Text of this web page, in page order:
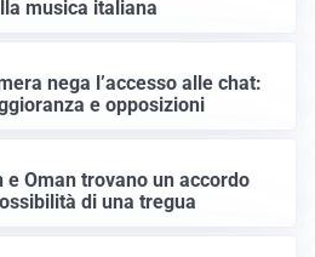
musica italiana
nega l’accesso alle chat:
e opposizioni
Oman trovano un accordo
di una tregua